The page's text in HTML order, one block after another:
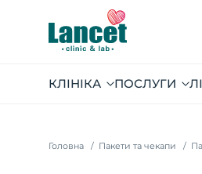
КЛІНІКА ПОСЛУГИ
Головна Пакети та чекапи